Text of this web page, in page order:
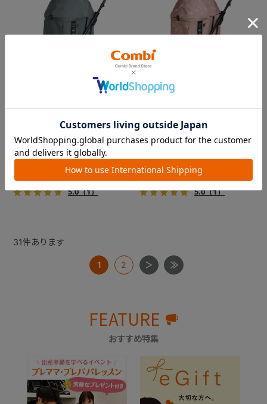
フィカゴー アジャイル 2
『FikaGO（フィカゴー）』か
ら待望の中型犬向け『アジャ
イル２』 登場！耐荷重30kg
で、しかも1秒・自動収納機能
搭載！！
￥69,300
5.0（1）
フィカゴー アジャイル 2
『FikaGO（フィカゴー）』か
イル２』 登場！耐荷重30kg
で、しかも1秒・自動収納機能
搭載！！
￥69,300
5.0（1）
31件あります
1 2
FEATURE
おすすめ特集